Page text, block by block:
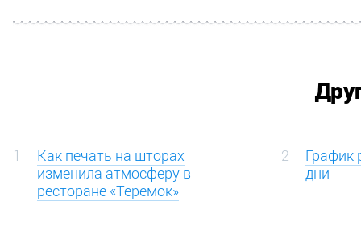
1
Как печать на шторах
изменила атмосферу в
ресторане «Теремок»
2
График
дни